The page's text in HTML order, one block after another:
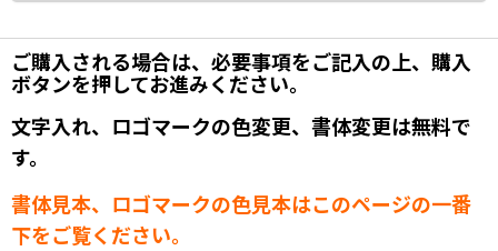
ご購入される場合は、必要事項をご記入の上、購入
ボタンを押してお進みください。
文字入れ、ロゴマークの色変更、書体変更は無料で
す。
書体見本、ロゴマークの色見本はこのページの一番
下をご覧ください。